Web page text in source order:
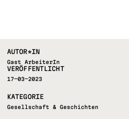
AUTOR*IN
Gast ArbeiterIn
VERÖFFENTLICHT
17-03-2023
KATEGORIE
Gesellschaft & Geschichten